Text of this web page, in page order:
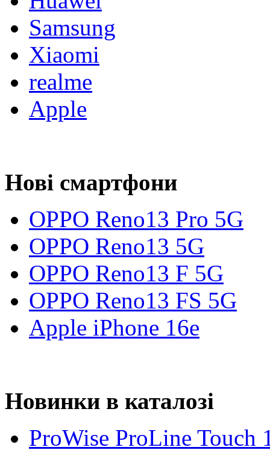
Samsung
Xiaomi
realme
Apple
Нові смартфони
OPPO Reno13 Pro 5G
OPPO Reno13 5G
OPPO Reno13 F 5G
OPPO Reno13 FS 5G
Apple iPhone 16e
Новинки в каталозі
ProWise ProLine Touch